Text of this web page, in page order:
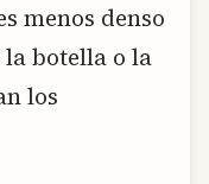
menos denso
botella o la
los